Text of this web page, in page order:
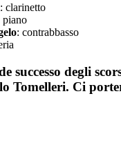
: clarinetto
piano
: contrabbasso
successo degli
Tomelleri. Ci